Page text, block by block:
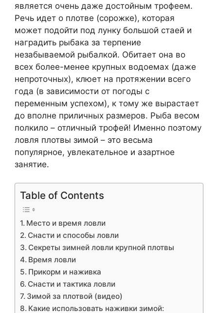
является очень даже достойным трофеем.
Речь идет о плотве (сорожке), которая
может подойти под лунку большой стаей и
наградить рыбака за терпение
незабываемой рыбалкой. Обитает она во
всех более-менее крупных водоемах (даже
непроточных), клюет на протяжении всего
года (в зависимости от погоды с
переменным успехом), к тому же вырастает
до вполне приличных размеров. Рыба весом
полкило – отличный трофей! Именно поэтому
ловля плотвы зимой – это весьма
популярное, увлекательное и азартное
занятие.
Table of Contents
Место и время ловли
Снасти и способы ловли
Секреты зимней ловли крупной плотвы
Время ловли
Прикорм и наживка
Снасти и тактика ловли
Зимой за плотвой (видео)
Какие использовать наживки зимой: